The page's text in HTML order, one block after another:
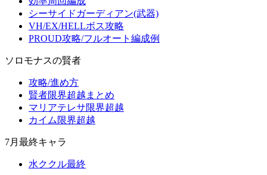
シーサイドガーディアン(武器)
VH/EX/HELLボス攻略
PROUD攻略/フルオート編成例
ソロモナスの賢者
攻略/進め方
賢者限界超越まとめ
マリアテレサ限界超越
カイム限界超越
7月最終キャラ
水ククル最終